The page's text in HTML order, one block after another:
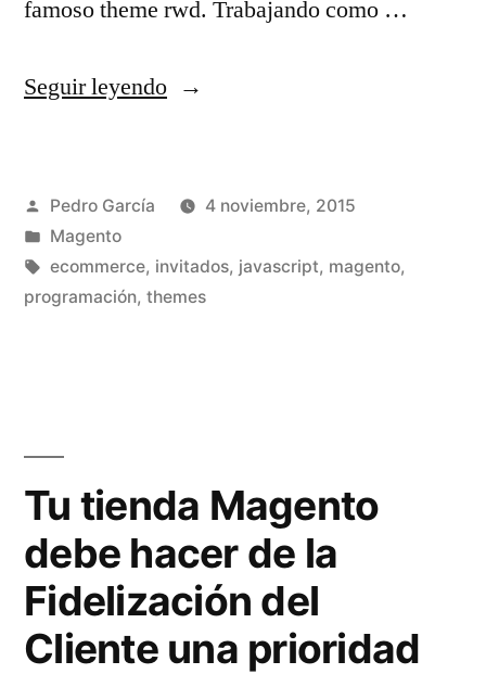
famoso theme rwd. Trabajando como …
Seguir leyendo«Compilando
Sass
de
Magento
sass»
Publicado
por
Pedro García
4 noviembre, 2015
Publicado
en
Magento
Etiquetas:
ecommerce, invitados, javascript, magento,
programación, themes
Tu tienda Magento
debe hacer de la
Fidelización del
Cliente una prioridad